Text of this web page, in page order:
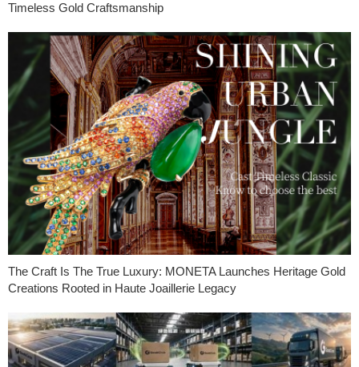
Timeless Gold Craftsmanship
The Craft Is The True Luxury: MONETA Launches Heritage Gold
Creations Rooted in Haute Joaillerie Legacy